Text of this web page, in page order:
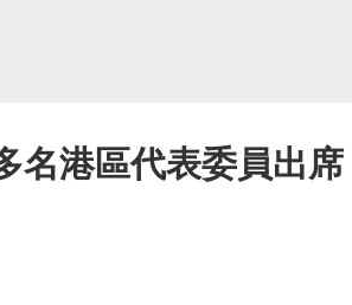
名港區代表委員出